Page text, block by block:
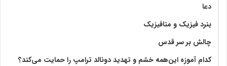
دعا
بنرد فیزیک و متافیزیک
چالش بر سر قدس
کدام آموزه این‌همه خشم و تهدید دونالد ترامپ را حمایت می‌کند؟